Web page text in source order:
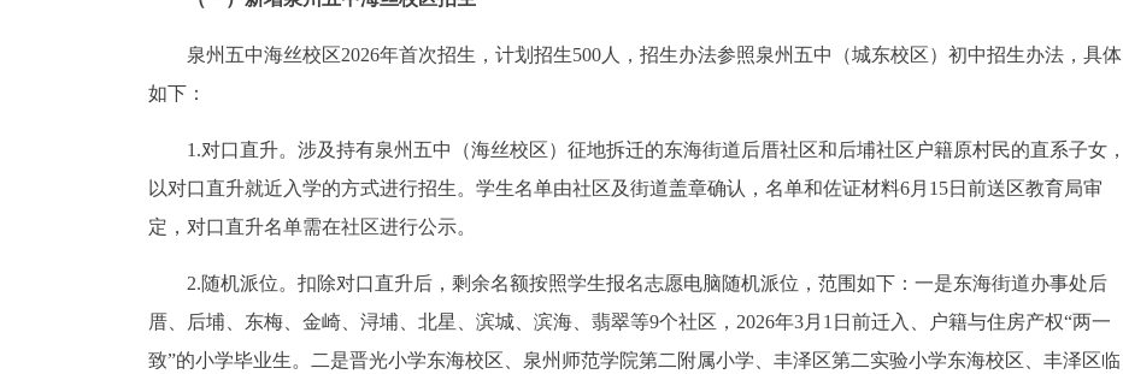
泉州五中海丝校区2026年首次招生，计划招生500人，招生办法参照泉州五中（城东校区）初中招生办法，具体
如下：
1.对口直升。涉及持有泉州五中（海丝校区）征地拆迁的东海街道后厝社区和后埔社区户籍原村民的直系子女，
以对口直升就近入学的方式进行招生。学生名单由社区及街道盖章确认，名单和佐证材料6月15日前送区教育局审
定，对口直升名单需在社区进行公示。
2.随机派位。扣除对口直升后，剩余名额按照学生报名志愿电脑随机派位，范围如下：一是东海街道办事处后
厝、后埔、东梅、金崎、浔埔、北星、滨城、滨海、翡翠等9个社区，2026年3月1日前迁入、户籍与住房产权“两一
致”的小学毕业生。二是晋光小学东海校区、泉州师范学院第二附属小学、丰泽区第二实验小学东海校区、丰泽区临